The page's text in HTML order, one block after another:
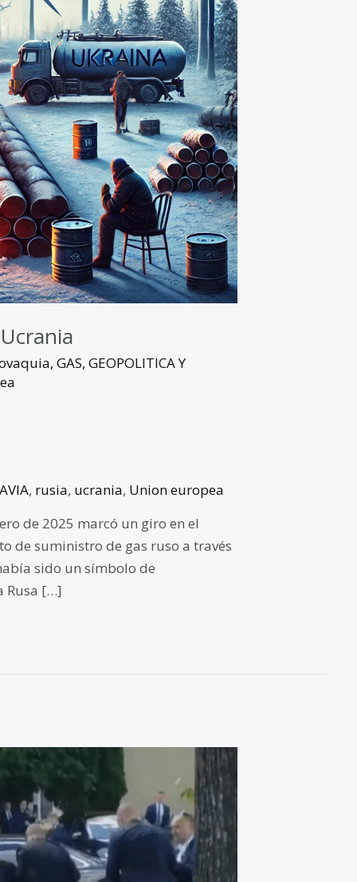
, GAS, GEOPOLITICA Y
, rusia, ucrania, Union europea
de 2025 marcó un giro en el
de suministro de gas ruso a través
sido un símbolo de
Rusa […]